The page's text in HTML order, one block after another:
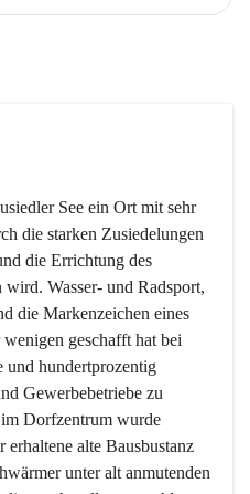
See ein Ort mit sehr
die starken Zusiedelungen
die Errichtung des
Wasser- und Radsport,
die Markenzeichen eines
geschafft hat bei
und hundertprozentig
Gewerbebetriebe zu
Dorfzentrum wurde
alte Bausbustanz
unter alt anmutenden